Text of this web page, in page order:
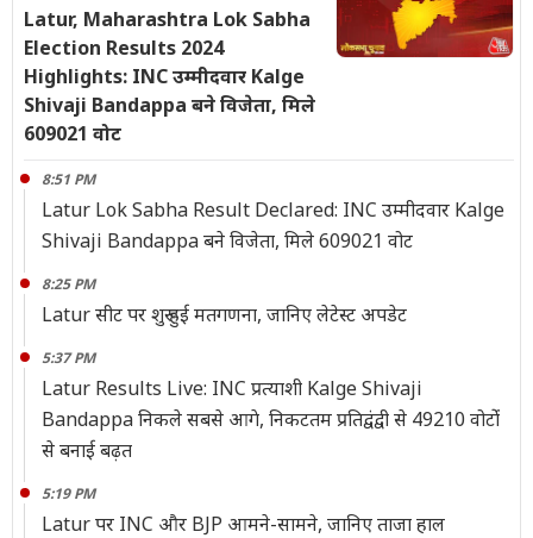
Latur, Maharashtra Lok Sabha
Election Results 2024
Highlights: INC उम्मीदवार Kalge
Shivaji Bandappa बने विजेता, मिले
609021 वोट
8:51 PM
Latur Lok Sabha Result Declared: INC उम्मीदवार Kalge
Shivaji Bandappa बने विजेता, मिले 609021 वोट
8:25 PM
Latur सीट पर शुरू हुई मतगणना, जानिए लेटेस्ट अपडेट
5:37 PM
Latur Results Live: INC प्रत्याशी Kalge Shivaji
Bandappa निकले सबसे आगे, निकटतम प्रतिद्वंद्वी से 49210 वोटोंं
से बनाई बढ़त
5:19 PM
Latur पर INC और BJP आमने-सामने, जानिए ताजा हाल